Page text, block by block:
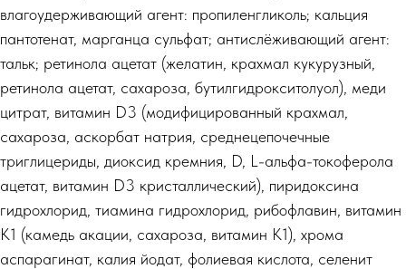
влагоудерживающий агент: пропиленгликоль; кальция
пантотенат, марганца сульфат; антислёживающий агент:
тальк; ретинола ацетат (желатин, крахмал кукурузный,
ретинола ацетат, сахароза, бутилгидрокситолуол), меди
цитрат, витамин D3 (модифицированный крахмал,
сахароза, аскорбат натрия, среднецепочечные
триглицериды, диоксид кремния, D, L-альфа-токоферола
ацетат, витамин D3 кристаллический), пиридоксина
гидрохлорид, тиамина гидрохлорид, рибофлавин, витамин
К1 (камедь акации, сахароза, витамин К1), хрома
аспарагинат, калия йодат, фолиевая кислота, селенит